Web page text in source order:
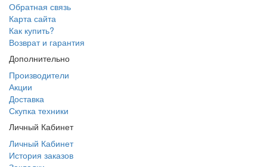
Обратная связь
Карта сайта
Как купить?
Возврат и гарантия
Дополнительно
Производители
Акции
Доставка
Скупка техники
Личный Кабинет
Личный Кабинет
История заказов